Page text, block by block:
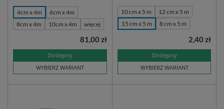
4cm x 4m
6cm x 4m
8cm x 4m
10cm x 4m więcej
Dostępny
WYBIERZ WARIANT
81,00 zł
10 cm x 5 m
12 cm x 5 m
15 cm x 5 m
8 cm x 5 m
Dostępny
WYBIERZ WARIANT
2,40 zł